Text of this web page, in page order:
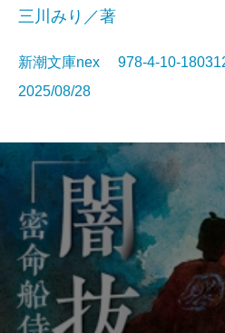
三川みり／著
新潮文庫nex 978-4-10-
2025/08/28